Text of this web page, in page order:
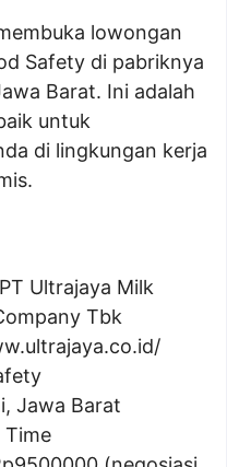
lowongan
Safety di pabriknya
Barat. Ini adalah
untuk
di lingkungan kerja
PT Ultrajaya Milk
Tbk
Jawa Barat
Time